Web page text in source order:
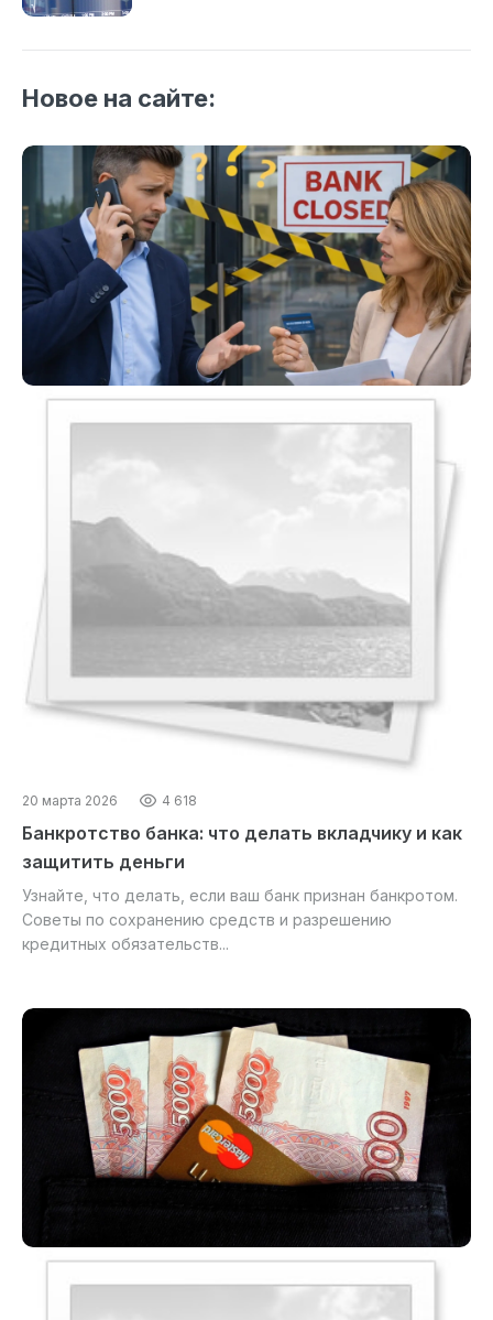
Новое на сайте:
20 марта 2026 4 618
Банкротство банка: что делать вкладчику и как
защитить деньги
Узнайте, что делать, если ваш банк признан банкротом.
Советы по сохранению средств и разрешению
кредитных обязательств...